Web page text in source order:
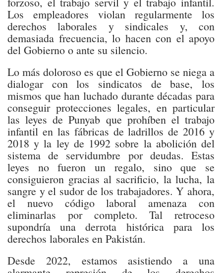
Los empleadores violan regularmente los
derechos laborales y sindicales y, con
demasiada frecuencia, lo hacen con el apoyo
del Gobierno o ante su silencio.
Lo más doloroso es que el Gobierno se niega a
dialogar con los sindicatos de base, los
mismos que han luchado durante décadas para
conseguir protecciones legales, en particular
las leyes de Punyab que prohíben el trabajo
infantil en las fábricas de ladrillos de 2016 y
2018 y la ley de 1992 sobre la abolición del
sistema de servidumbre por deudas. Estas
leyes no fueron un regalo, sino que se
consiguieron gracias al sacrificio, la lucha, la
sangre y el sudor de los trabajadores. Y ahora,
el nuevo código laboral amenaza con
eliminarlas por completo. Tal retroceso
supondría una derrota histórica para los
derechos laborales en Pakistán.
Desde 2022, estamos asistiendo a una